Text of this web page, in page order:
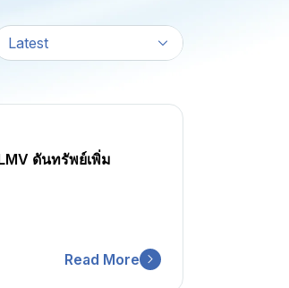
Latest
ดันทรัพย์เพิ่ม
Read More